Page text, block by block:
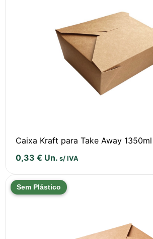
Caixa Kraft para Take Away
0,33 € Un. s/ IVA
Sem Plástico